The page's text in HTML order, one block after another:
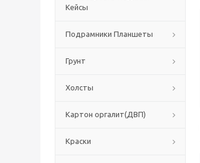
Кейсы
Подрамники Планшеты
Грунт
Холсты
Картон оргалит(ДВП)
Краски